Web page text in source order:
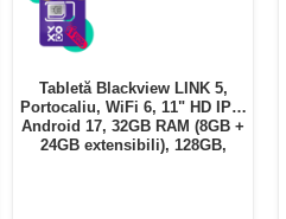
Tabletă Blackview LINK 5,
Portocaliu, WiFi 6, 11" HD IPS,
Android 17, 32GB RAM (8GB +
24GB extensibili), 128GB,